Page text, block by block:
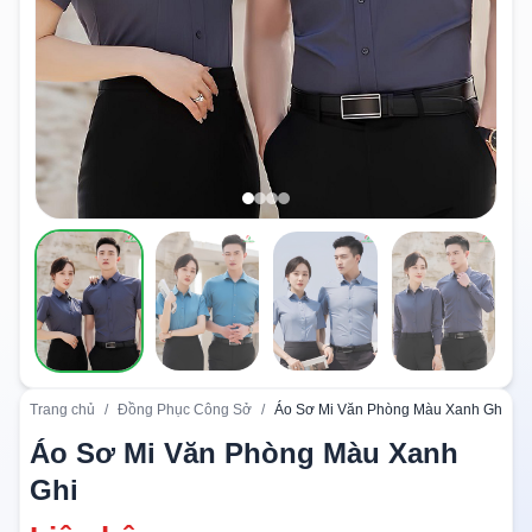
Trang chủ / Đồng Phục Công Sở / Áo Sơ Mi Văn Phòng Màu Xanh Ghi
Áo Sơ Mi Văn Phòng Màu Xanh
Ghi